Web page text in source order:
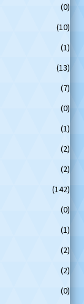
(0)
(10)
(1)
(13)
(7)
(0)
(1)
(2)
(2)
(142)
(0)
(1)
(2)
(2)
(0)